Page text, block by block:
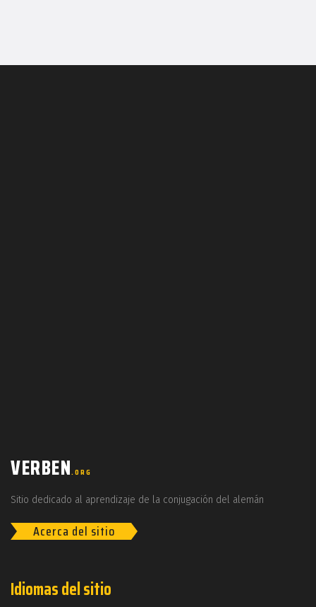
VERBEN.ORG
Sitio dedicado al aprendizaje de la conjugación del alemán
Acerca del sitio
Idiomas del sitio